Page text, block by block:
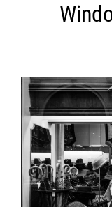
Bericht